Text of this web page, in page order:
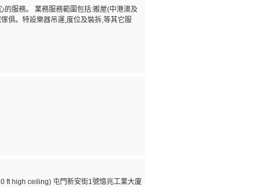
服務。 業務服務範圍包括:搬屋(中港澳及
俱。特設樂器吊運,度位及裝拆,等其它服
ft high ceiling) 屯門新安街1號憶兆工業大廈